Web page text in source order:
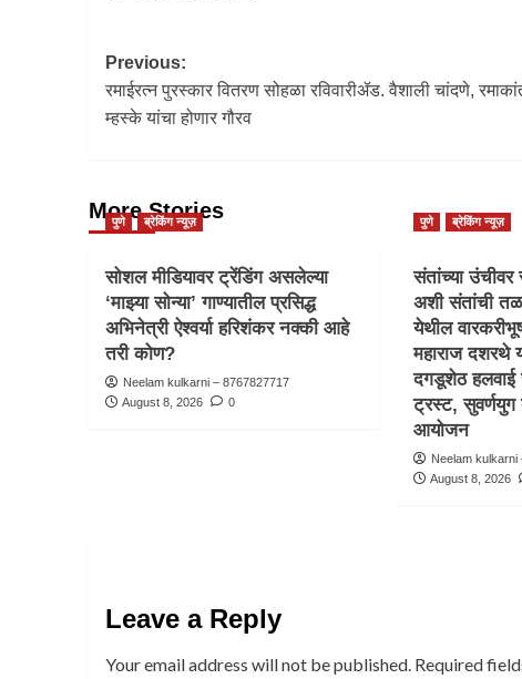
Previous:
रमाईरत्न पुरस्कार वितरण सोहळा रविवारीॲड. वैशाली चांदणे,
म्हस्के यांचा होणार गौरव
More Stories
पुणे ब्रेकिंग न्यूज़
सोशल मीडियावर ट्रेंडिंग असलेल्या
‘माझ्या सोन्या’ गाण्यातील प्रसिद्ध
अभिनेत्री ऐश्वर्या हरिशंकर नक्की आहे
तरी कोण?
Neelam kulkarni – 8767827717
August 8, 2026
0
पुणे ब्रेकिंग न्यूज़
संतांच्या उंचीवर
अशी संतांची
येथील
महाराज दशरथे
दगडूशेठ हलवाई
ट्रस्ट,
आयोजन
Neelam kulkarni
August 8, 2026
Leave a Reply
Your email address will not be published. Required